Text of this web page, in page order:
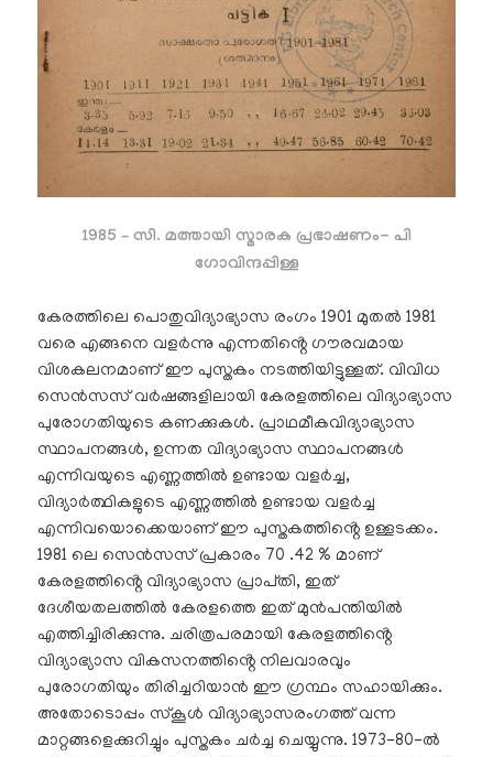
1985 – സി. മത്തായി സ്മാരക പ്രഭാഷണം- പി
ഗോവിന്ദപ്പിള്ള
കേരത്തിലെ പൊതുവിദ്യാഭ്യാസ രംഗം 1901 മുതൽ 1981
വരെ എങ്ങനെ വളർന്നു എന്നതിൻ്റെ ഗൗരവമായ
വിശകലനമാണ്‌ ഈ പുസ്തകം നടത്തിയിട്ടുള്ളത്. വിവിധ
സെൻസസ്‌ വർഷങ്ങളിലായി കേരളത്തിലെ വിദ്യാഭ്യാസ
പുരോഗതിയുടെ കണക്കുകൾ. പ്രാഥമീകവിദ്യാഭ്യാസ
സ്ഥാപനങ്ങൾ, ഉന്നത വിദ്യാഭ്യാസ സ്ഥാപനങ്ങൾ
എന്നിവയുടെ എണ്ണത്തിൽ ഉണ്ടായ വളർച്ച,
വിദ്യാർത്ഥികളുടെ എണ്ണത്തിൽ ഉണ്ടായ വളർച്ച
എന്നിവയൊക്കെയാണ് ഈ പുസ്തകത്തിൻ്റെ ഉള്ളടക്കം.
1981 ലെ സെൻസസ് പ്രകാരം 70 .42 % മാണ്
കേരളത്തിൻ്റെ വിദ്യാഭ്യാസ പ്രാപ്‍തി, ഇത്
ദേശീയതലത്തിൽ കേരളത്തെ ഇത് മുൻപന്തിയിൽ
എത്തിച്ചിരിക്കുന്നു. ചരിത്രപരമായി കേരളത്തിൻ്റെ
വിദ്യാഭ്യാസ വികസനത്തിൻ്റെ നിലവാരവും
പുരോഗതിയും തിരിച്ചറിയാൻ ഈ ഗ്രന്ഥം സഹായിക്കും.
അതോടൊപ്പം സ്കൂൾ വിദ്യാഭ്യാസരംഗത്ത് വന്ന
മാറ്റങ്ങളെക്കുറിച്ചും പുസ്തകം ചർച്ച ചെയ്യുന്നു. 1973-80-ൽ